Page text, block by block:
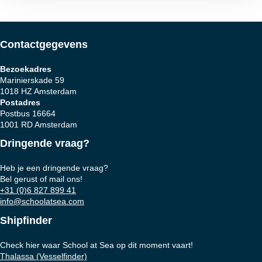
Contactgegevens
Bezoekadres
Marinierskade 59
1018 HZ Amsterdam
Postadres
Postbus 16664
1001 RD Amsterdam
Dringende vraag?
Heb je een dringende vraag?
Bel gerust of mail ons!
+31 (0)6 827 899 41
info@schoolatsea.com
Shipfinder
Check hier waar School at Sea op dit moment vaart!
Thalassa (Vesselfinder)